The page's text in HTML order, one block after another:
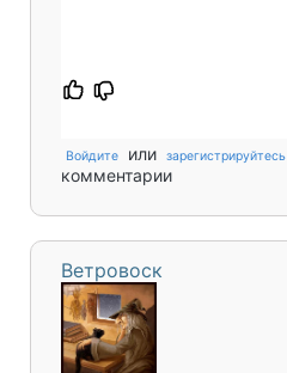
Войдите или зарегистрируйтесь
комментарии
Ветровоск